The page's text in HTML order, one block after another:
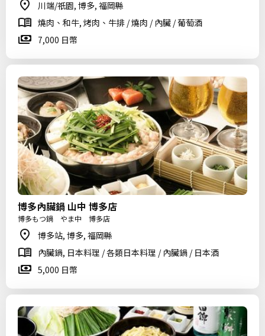
川端/祇園, 博多, 福岡縣
燒肉、和牛, 烤肉、牛排 / 燒肉 / 內臟 / 葡萄酒
7,000 日幣
博多內臟鍋 山中 博多店
博多もつ鍋 やま中 博多店
博多站, 博多, 福岡縣
內臟鍋, 日本料理 / 各類日本料理 / 內臟鍋 / 日本酒
5,000 日幣